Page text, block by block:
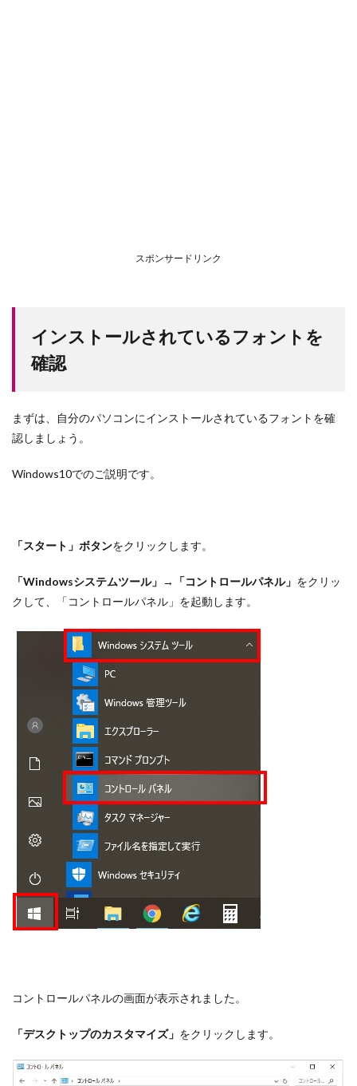
スポンサードリンク
インストールされているフォントを
確認
まずは、自分のパソコンにインストールされているフォントを確
認しましょう。
Windows10でのご説明です。
「スタート」ボタンをクリックします。
「Windowsシステムツール」→「コントロールパネル」 をクリッ
クして、「コントロールパネル」を起動します。
コントロールパネルの画面が表示されました。
「デスクトップのカスタマイズ」 をクリックします。